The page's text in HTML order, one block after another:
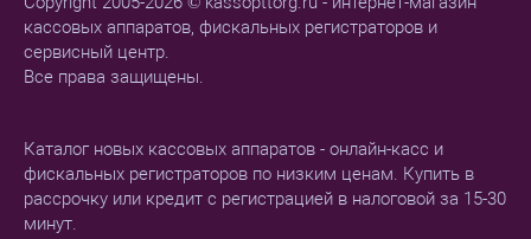
кассовых аппаратов, фискальных регистраторов и
сервисный центр.
Все права защищены.
Каталог новых кассовых аппаратов - онлайн-касс и
фискальных регистраторов по низким ценам. Купить в
рассрочку или кредит с регистрацией в налоговой за 15-30
минут.